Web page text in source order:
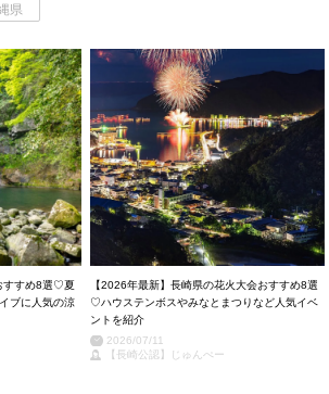
県
すすめ8選♡夏
ブに人気の涼
【2026年最新】長崎県の花火大会おすすめ8選
♡ハウステンボスやみなとまつりなど人気イベ
ントを紹介
2026/07/11
【長崎公認】じゅんぺー